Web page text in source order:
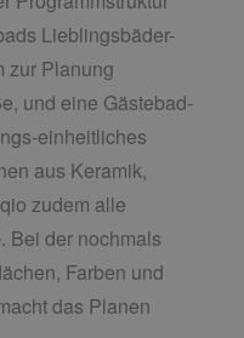
Lieblingsbäder-
zur Planung
und eine Gästebad-
einheitliches
aus Keramik,
zudem alle
Bei der nochmals
Farben und
das Planen